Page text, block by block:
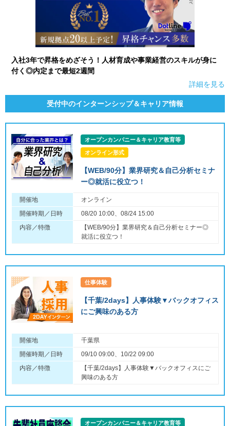
入社3年で昇格をめざそう！人材育成や事業経営のスキルが身に
付く◎内定まで最短2週間
詳細を見る
受付中のインターンシップ＆キャリア情報
オープンカンパニー＆キャリア教育等
オンライン形式
【WEB/90分】業界研究＆自己分析セミナ
ー◎就活に役立つ！
開催地
オンライン
開催時期／日時
08/20 10:00、08/24 15:00
内容／特徴
【WEB/90分】業界研究＆自己分析セミナー◎
就活に役立つ！
仕事体験
【千葉/2days】人事体験▼バックオフィス
にご興味のある方
開催地
千葉県
開催時期／日時
09/10 09:00、10/22 09:00
内容／特徴
【千葉/2days】人事体験▼バックオフィスにご
興味のある方
オープンカンパニー＆キャリア教育等